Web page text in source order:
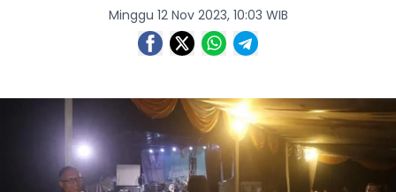
Minggu 12 Nov 2023, 10:03 WIB